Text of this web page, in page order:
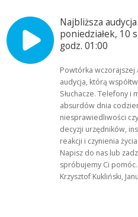
Najbliższa
poniedziałek, 10
godz. 01:00
Powtórka wczorajszej
audycja, którą
Słuchacze. Telefony i
absurdów dnia
niesprawiedliwości
decyzji urzędników,
reakcji i czynienia
Napisz do nas lub
spróbujemy Ci
Krzysztof Kukliński,